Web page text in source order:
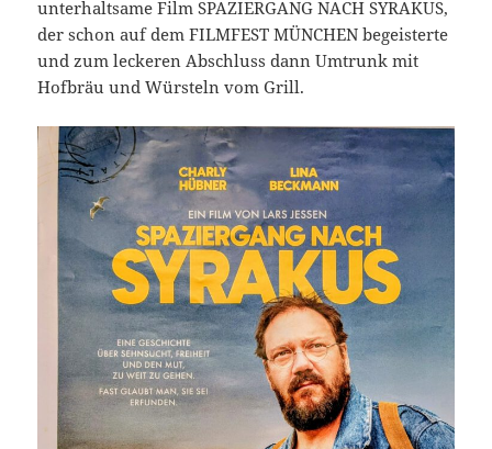
unterhaltsame Film SPAZIERGANG NACH SYRAKUS,
der schon auf dem FILMFEST MÜNCHEN begeisterte
und zum leckeren Abschluss dann Umtrunk mit
Hofbräu und Würsteln vom Grill.